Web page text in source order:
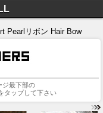
Pearlリボン Hair Bow
ジ最下部の
タップして下さい